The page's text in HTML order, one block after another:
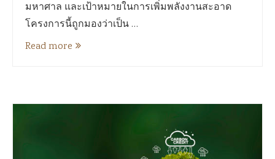
มหาศาล และเป้าหมายในการเพิ่มพลังงานสะอาด
โครงการนี้ถูกมองว่าเป็น …
Read more